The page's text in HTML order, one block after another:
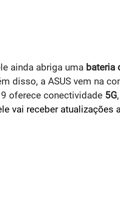
ainda abriga uma bateria
disso, a ASUS vem na
oferece conectividade 5G,
vai receber atualizações